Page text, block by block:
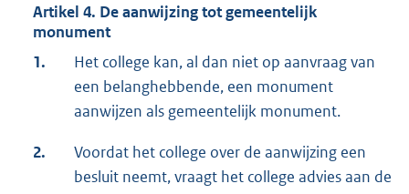
Artikel 4. De aanwijzing tot gemeentelijk
monument
1.
Het college kan, al dan niet op aanvraag van
een belanghebbende, een monument
aanwijzen als gemeentelijk monument.
2.
Voordat het college over de aanwijzing een
besluit neemt, vraagt het college advies aan de